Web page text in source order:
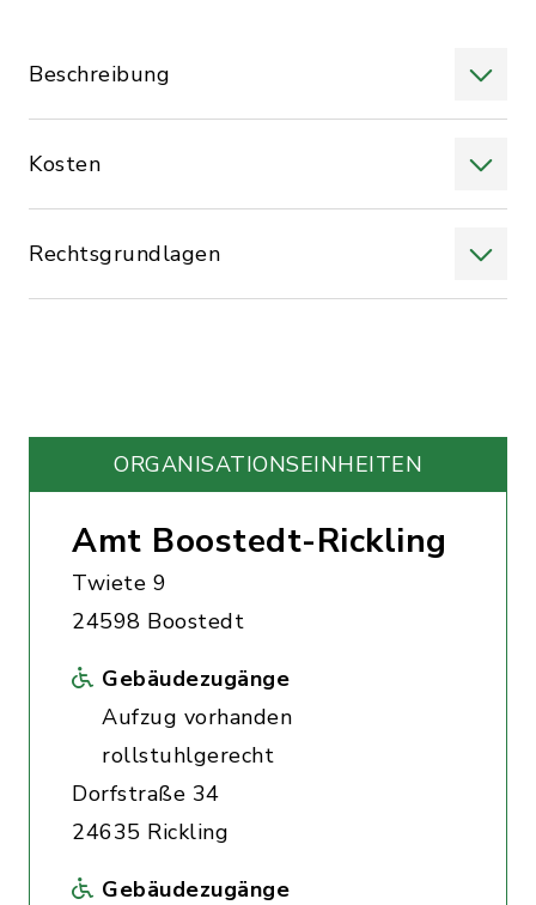
Beschreibung
Kosten
Rechtsgrundlagen
ORGANISATIONS­EINHEITEN
Amt Boostedt-Rickling
Twiete 9
24598 Boostedt
Gebäudezugänge
Aufzug vorhanden
rollstuhlgerecht
Dorfstraße 34
24635 Rickling
Gebäudezugänge